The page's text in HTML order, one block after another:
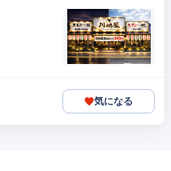
気になる